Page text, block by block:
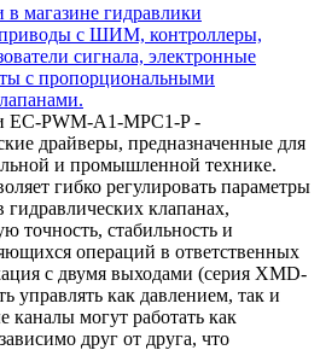
магазине гидравлики
приводы с ШИМ, контроллеры,
сигнала, электронные
с пропорциональными
PWM-A1-MPC1-P -
драйверы, предназначенные для
и промышленной технике.
гибко регулировать параметры
гидравлических клапанах,
точность, стабильность и
операций в ответственных
с двумя выходами (серия XMD-
управлять как давлением, так и
каналы могут работать как
друг от друга, что